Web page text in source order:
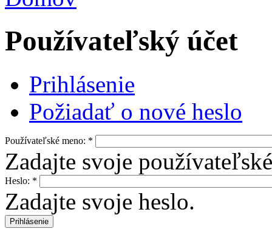
Používateľský účet
Prihlásenie
Požiadať o nové heslo
Používateľské meno: *
Zadajte svoje
Heslo: *
Zadajte svoje heslo.